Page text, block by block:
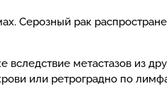
Серозный рак
метастазов из
или ретроградно по